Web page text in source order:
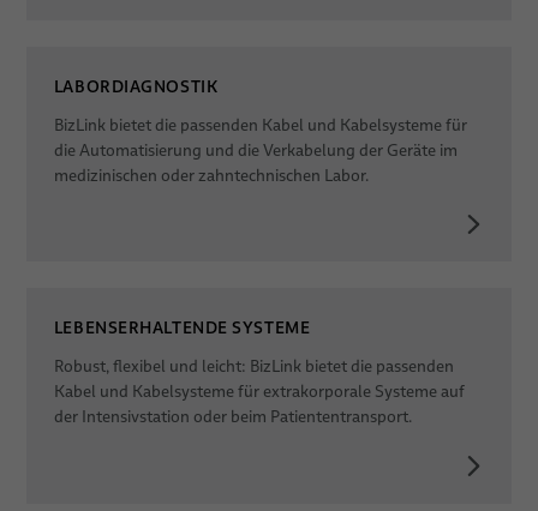
LABORDIAGNOSTIK
BizLink bietet die passenden Kabel und Kabelsysteme für
die Automatisierung und die Verkabelung der Geräte im
medizinischen oder zahntechnischen Labor.
LEBENSERHALTENDE SYSTEME
Robust, flexibel und leicht: BizLink bietet die passenden
Kabel und Kabelsysteme für extrakorporale Systeme auf
der Intensivstation oder beim Patiententransport.